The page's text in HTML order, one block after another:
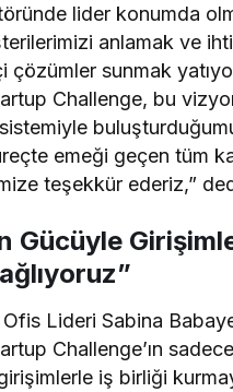
lider konumda
anlamak ve
çözümler sunmak
Challenge, bu
emeği geçen tüm
teşekkür ederiz,”
Gücüyle
Lideri Sabina
Challenge’ın
iş birliği